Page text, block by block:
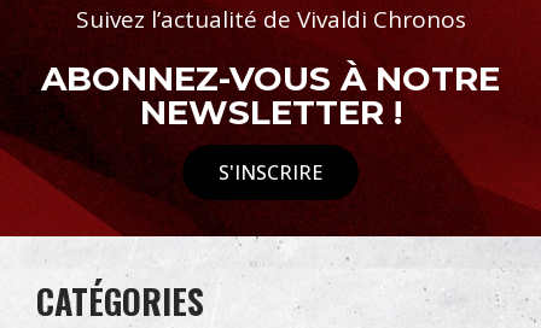
Suivez l’actualité de Vivaldi Chronos
ABONNEZ-VOUS À NOTRE
NEWSLETTER !
S'INSCRIRE
CATÉGORIES